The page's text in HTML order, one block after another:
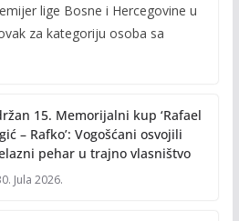
p
n
k
lige Bosne i Hercegovine u
za kategoriju osoba sa
15. Memorijalni kup ‘Rafael
– Rafko’: Vogošćani osvojili
pehar u trajno vlasništvo
Jula 2026.